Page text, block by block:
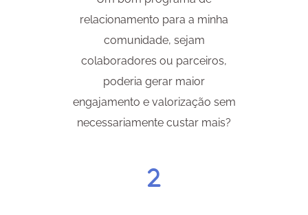
relacionamento para a minha
comunidade, sejam
colaboradores ou parceiros,
poderia gerar maior
engajamento e valorização sem
necessariamente custar mais?